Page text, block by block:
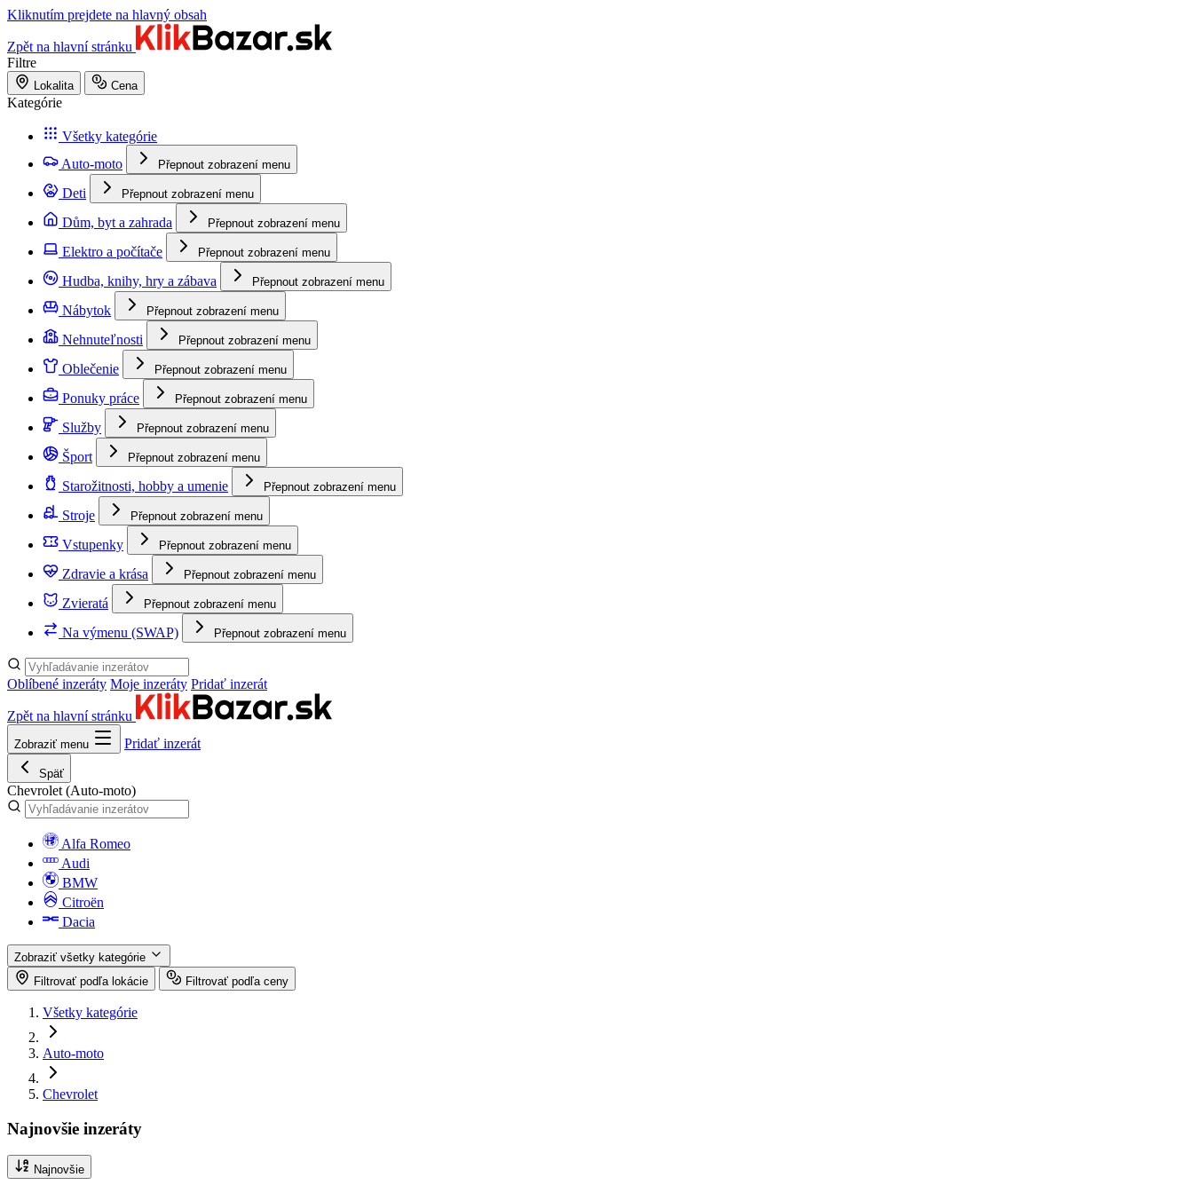
Kliknutím prejdete na hlavný obsah
Zpět na hlavní stránku
Filtre
Lokalita Cena
Kategórie
Všetky kategórie
Auto-moto
Přepnout zobrazení menu
Deti Přepnout zobrazení menu
Dům, byt a zahrada Přepnout zobrazení menu
Elektro a počítače Přepnout zobrazení menu
Hudba, knihy, hry a zábava Přepnout zobrazení menu
Nábytok Přepnout zobrazení menu
Nehnuteľnosti Přepnout zobrazení menu
Oblečenie Přepnout zobrazení menu
Ponuky práce Přepnout zobrazení menu
Služby Přepnout zobrazení menu
Šport Přepnout zobrazení menu
Starožitnosti, hobby a umenie Přepnout zobrazení menu
Stroje Přepnout zobrazení menu
Vstupenky Přepnout zobrazení menu
Zdravie a krása Přepnout zobrazení menu
Zvieratá Přepnout zobrazení menu
Na výmenu (SWAP) Přepnout zobrazení menu
Oblíbené inzeráty Moje inzeráty Pridať inzerát
Zpět na hlavní stránku
Zobraziť menu Pridať inzerát
Späť
Chevrolet (Auto-moto)
Alfa Romeo
Audi
BMW
Citroën
Dacia
Zobraziť všetky kategórie
Filtrovať podľa lokácie
Filtrovať podľa ceny
Všetky kategórie
Auto-moto
Chevrolet
Najnovšie inzeráty
Najnovšie